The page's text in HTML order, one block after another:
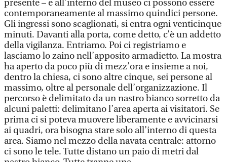
presente – e all’interno del museo ci possono essere
contemporaneamente al massimo quindici persone.
Gli ingressi sono scaglionati, si entra ogni venticinque
minuti. Davanti alla porta, come detto, c’è un addetto
della vigilanza. Entriamo. Poi ci registriamo e
lasciamo lo zaino nell’apposito armadietto. La mostra
ha aperto da poco più di mezz’ora e insieme a noi,
dentro la chiesa, ci sono altre cinque, sei persone al
massimo, oltre al personale dell’organizzazione. Il
percorso è delimitato da un nastro bianco sorretto da
alcuni paletti: delimitano l’area aperta ai visitatori. Se
prima ci si poteva muovere liberamente e avvicinarsi
ai quadri, ora bisogna stare solo all’interno di questa
area. Siamo nel mezzo della navata centrale: attorno
ci sono le tele. Tutte distano un paio di metri dal